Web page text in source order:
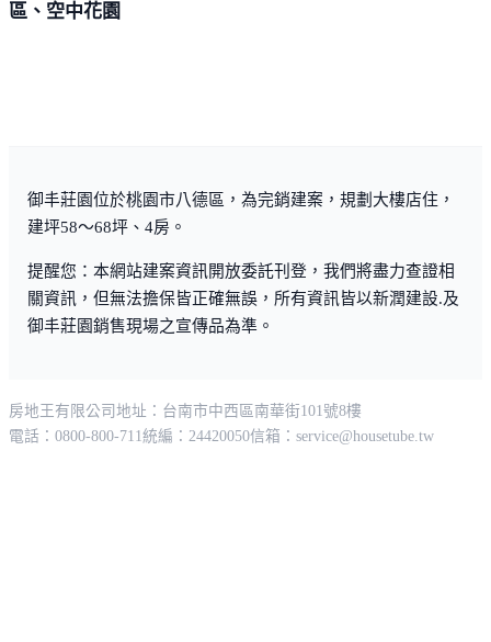
區、空中花園
御丰莊園位於桃園市八德區，為完銷建案，規劃大樓店住，
建坪58～68坪、4房。
提醒您：本網站建案資訊開放委託刊登，我們將盡力查證相
關資訊，但無法擔保皆正確無誤，所有資訊皆以新潤建設.及
御丰莊園銷售現場之宣傳品為準。
房地王有限公司 地址：台南市中西區南華街101號8樓
電話：0800-800-711統編：24420050信箱： service@housetube.tw